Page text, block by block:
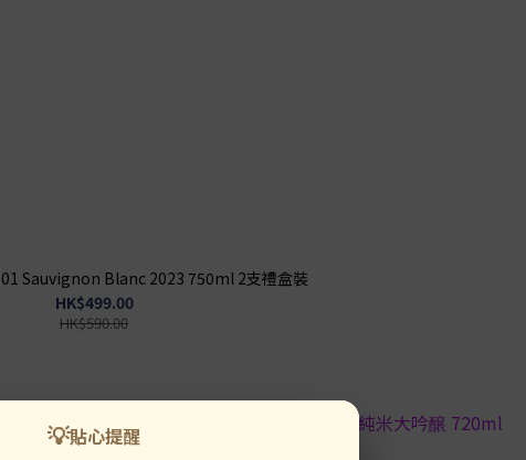
Sauvignon Blanc 2023 750ml 2支禮盒裝
HK$499.00
HK$590.00
💡貼心提醒